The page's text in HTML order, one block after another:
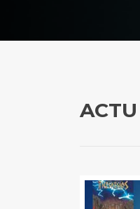
ACTU